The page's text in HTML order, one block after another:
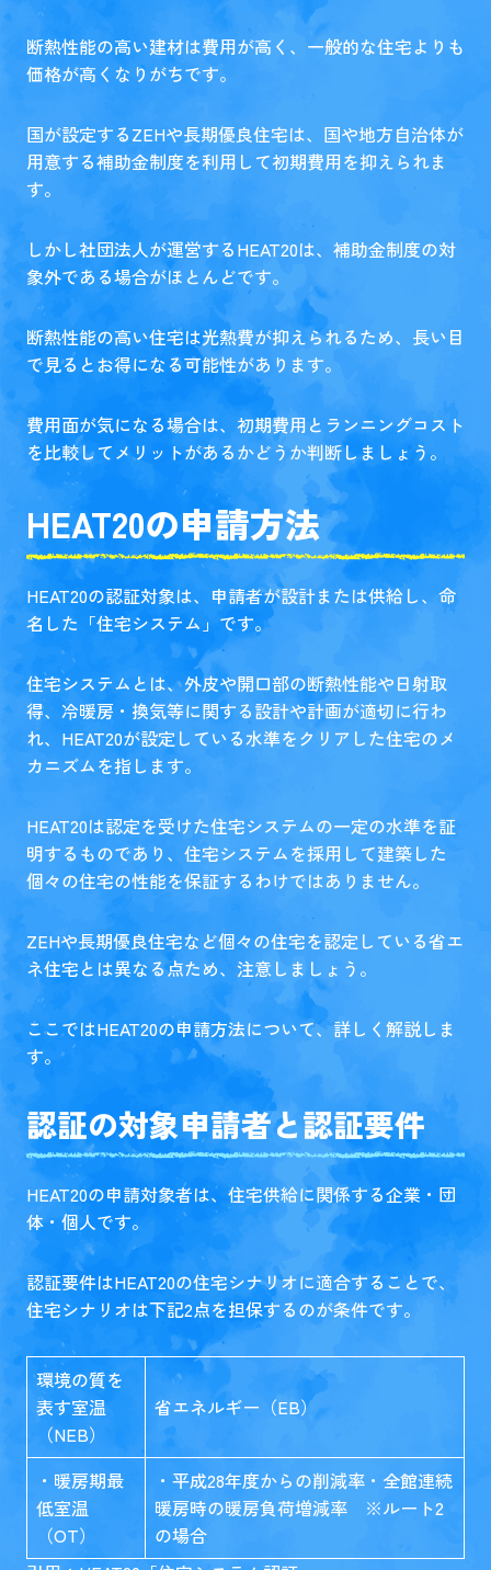
断熱性能の高い建材は費用が高く、一般的な住宅よりも
価格が高くなりがちです。
国が設定するZEHや長期優良住宅は、国や地方自治体が
用意する補助金制度を利用して初期費用を抑えられま
す。
しかし社団法人が運営するHEAT20は、補助金制度の対
象外である場合がほとんどです。
断熱性能の高い住宅は光熱費が抑えられるため、長い目
で見るとお得になる可能性があります。
費用面が気になる場合は、初期費用とランニングコスト
を比較してメリットがあるかどうか判断しましょう。
HEAT20の申請方法
HEAT20の認証対象は、申請者が設計または供給し、命
名した「住宅システム」です。
住宅システムとは、外皮や開口部の断熱性能や日射取
得、冷暖房・換気等に関する設計や計画が適切に行わ
れ、HEAT20が設定している水準をクリアした住宅のメ
カニズムを指します。
HEAT20は認定を受けた住宅システムの一定の水準を証
明するものであり、住宅システムを採用して建築した
個々の住宅の性能を保証するわけではありません。
ZEHや長期優良住宅など個々の住宅を認定している省エ
ネ住宅とは異なる点ため、注意しましょう。
ここではHEAT20の申請方法について、詳しく解説しま
す。
認証の対象申請者と認証要件
HEAT20の申請対象者は、住宅供給に関係する企業・団
体・個人です。
認証要件はHEAT20の住宅シナリオに適合することで、
住宅シナリオは下記2点を担保するのが条件です。
環境の質を
表す室温
（NEB）
省エネルギー（EB）
・暖房期最
低室温
（OT）
・平成28年度からの削減率・全館連続
暖房時の暖房負荷増減率 ※ルート2
の場合